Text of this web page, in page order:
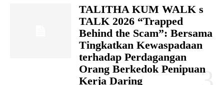
TALITHA KUM WALK s
TALK 2026 “Trapped
Behind the Scam”: Bersama
Tingkatkan Kewaspadaan
terhadap Perdagangan
Orang Berkedok Penipuan
Kerja Daring